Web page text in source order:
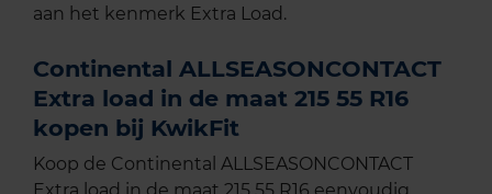
aan het kenmerk Extra Load.
Continental ALLSEASONCONTACT
Extra load in de maat 215 55 R16
kopen bij KwikFit
Koop de Continental ALLSEASONCONTACT